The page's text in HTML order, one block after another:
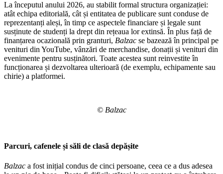
La începutul anului 2026, au stabilit formal structura organizației:
atât echipa editorială, cât și entitatea de publicare sunt conduse de
reprezentanți aleși, în timp ce aspectele financiare și legale sunt
susținute de studenți la drept din rețeaua lor extinsă. În plus față de
finanțarea ocazională prin granturi, Balzac se bazează în principal pe
venituri din YouTube, vânzări de merchandise, donații și venituri din
evenimente pentru susținători. Toate acestea sunt reinvestite în
funcționarea și dezvoltarea ulterioară (de exemplu, echipamente sau
chirie) a platformei.
© Balzac
Parcuri, cafenele și săli de clasă depășite
Balzac a fost inițial condus de cinci persoane, ceea ce a dus adesea